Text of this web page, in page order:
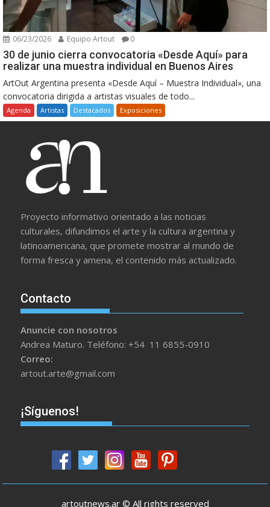
06/23/2026 Equipo Artout 0
30 de junio cierra convocatoria «Desde Aquí» para
realizar una muestra individual en Buenos Aires
ArtOut Argentina presenta «Desde Aquí – Muestra Individual», una
convocatoria dirigida a artistas visuales de todo...
Agenda Artistas Destacados Exposiciones
Proyecto informativo orientado a las noticias
culturales, difundimos el arte y la cultura argentina y
latinoamericana, que promete mostrar al mundo de
forma fresca y amena, el contenido más actualizado.
Contacto
Anuncie con nosotros
Andrea Maturo. Teléfono: +54 11 6855-0910
Correo:
artout.arte@gmail.com
¡Síguenos!
artoutnews.ar © All rights reserved